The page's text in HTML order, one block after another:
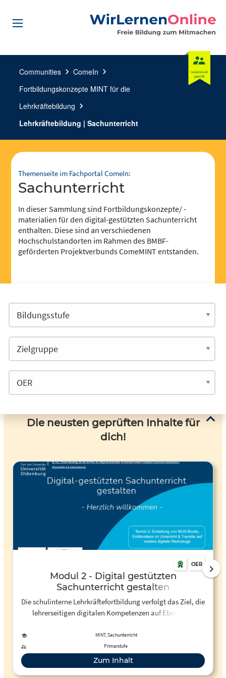
Communities chevron_right ComeIn chevron_right
Fortbildungskonzepte MINT für die
Lehrkräftebildung chevron_right
Lehrkräftebildung | Sachunterricht
Themenseite im Fachportal ComeIn:
Sachunterricht
In dieser Sammlung sind Fortbildungskonzepte/ -
materialien für den digital-gestützten Sachunterricht
enthalten. Diese sind an verschiedenen
Hochschulstandorten im Rahmen des BMBF-
geförderten Projektverbunds ComeMINT entstanden.
Die neusten geprüften Inhalte für
dich!
OER
Modul 2 - Digital gestützten
Sachunterricht gestalten
Die schulinterne Lehrkräftefortbildung verfolgt das Ziel, die
lehrerseitigen digitalen Kompetenzen auf Ebene des
2019), zu fördern. Im vorliegenden zweiten Modul werden –
aufbauend auf den Inhalten des ersten (siehe Verlinkung) –
weitere Nutzungsmöglichkeiten aufgezeigt. In diesem
Modul handelt es sich um eine tiefergehende
MINT, Sachunterricht
Primarstufe
Zum Inhalt